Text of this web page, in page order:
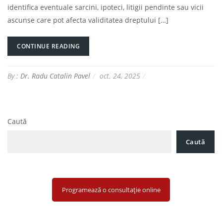
identifica eventuale sarcini, ipoteci, litigii pendinte sau vicii
ascunse care pot afecta validitatea dreptului […]
CONTINUE READING
By : Dr. Radu Catalin Pavel oct. 24, 2025
Caută
Caută
Programează o consultație online